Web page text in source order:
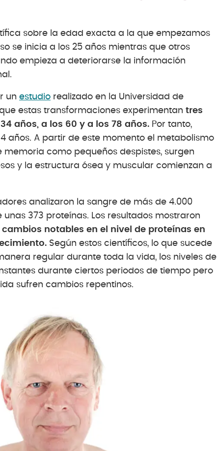
sobre la edad exacta a la que empezamos
se inicia a los 25 años mientras que otros
empieza a deteriorarse la información
un estudio realizado en la Universidad de
estas transformaciones experimentan tres
años, a los 60 y a los 78 años. Por tanto,
años. A partir de este momento el metabolismo
como pequeños despistes, surgen
y la estructura ósea y muscular comienzan a
analizaron la sangre de más de 4.000
373 proteínas. Los resultados mostraron
notables en el nivel de proteínas en
Según estos científicos, lo que sucede
regular durante toda la vida, los niveles de
durante ciertos periodos de tiempo pero
sufren cambios repentinos.